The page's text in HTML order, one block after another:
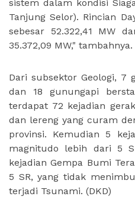
sistem dalam kondisi
Tanjung Selor). Rincian
sebesar 52.322,41 MW
35.372,09 MW," tambahnya.
Dari subsektor Geologi, 7
dan 18 gunungapi
terdapat 72 kejadian
dan lereng yang curam
provinsi. Kemudian 5
magnitudo lebih dari 5
kejadian Gempa Bumi
5 SR, yang tidak
terjadi Tsunami. (DKD)